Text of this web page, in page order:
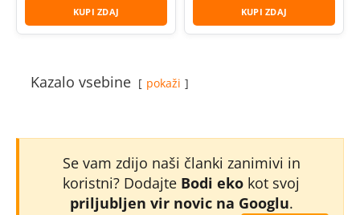
KUPI ZDAJ KUPI ZDAJ
Kazalo vsebine pokaži
Se vam zdijo naši članki zanimivi in
koristni? Dodajte Bodi eko kot svoj
priljubljen vir novic na Googlu.